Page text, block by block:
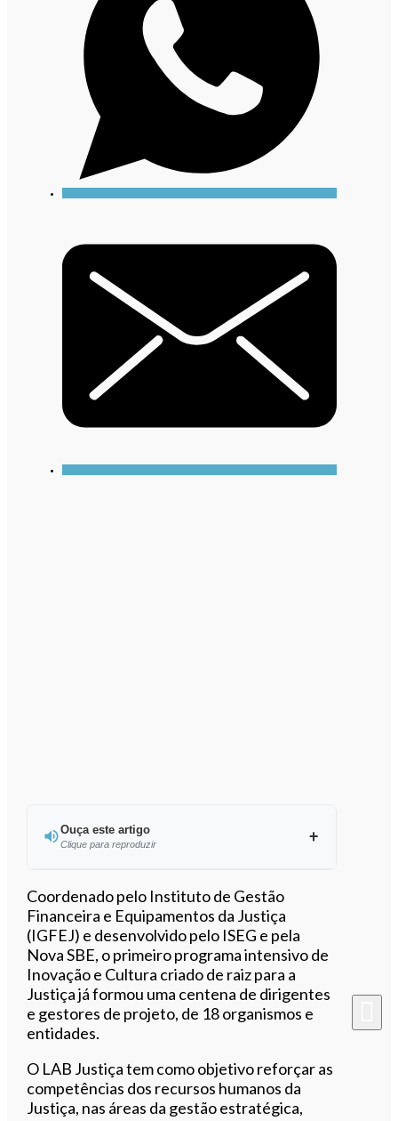
Ouça este artigo
Clique para reproduzir
Ouvir este artigo
Coordenado pelo Instituto de Gestão
Financeira e Equipamentos da Justiça
(IGFEJ) e desenvolvido pelo ISEG e pela
Nova SBE, o primeiro programa intensivo de
Inovação e Cultura criado de raiz para a
Justiça já formou uma centena de dirigentes
e gestores de projeto, de 18 organismos e
entidades.
O LAB Justiça tem como objetivo reforçar as
competências dos recursos humanos da
Justiça, nas áreas da gestão estratégica,